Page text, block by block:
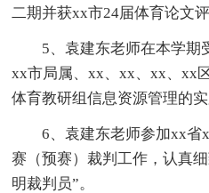
二期并获xx市24届体育论文评
5、袁建东老师在本学期
xx市局属、xx、xx、xx、xx
体育教研组信息资源管理的实
6、袁建东老师参加xx省
赛（预赛）裁判工作，认真
明裁判员”。